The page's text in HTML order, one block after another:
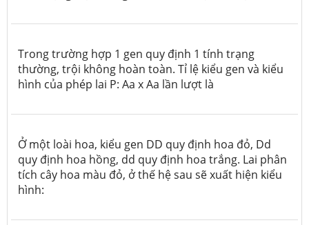
Trong trường hợp 1 gen quy định 1 tính trạng
thường, trội không hoàn toàn. Tỉ lệ kiểu gen và kiểu
hình của phép lai P: Aa x Aa lần lượt là
Ở một loài hoa, kiểu gen DD quy định hoa đỏ, Dd
quy định hoa hồng, dd quy định hoa trắng. Lai phân
tích cây hoa màu đỏ, ở thế hệ sau sẽ xuất hiện kiểu
hình: